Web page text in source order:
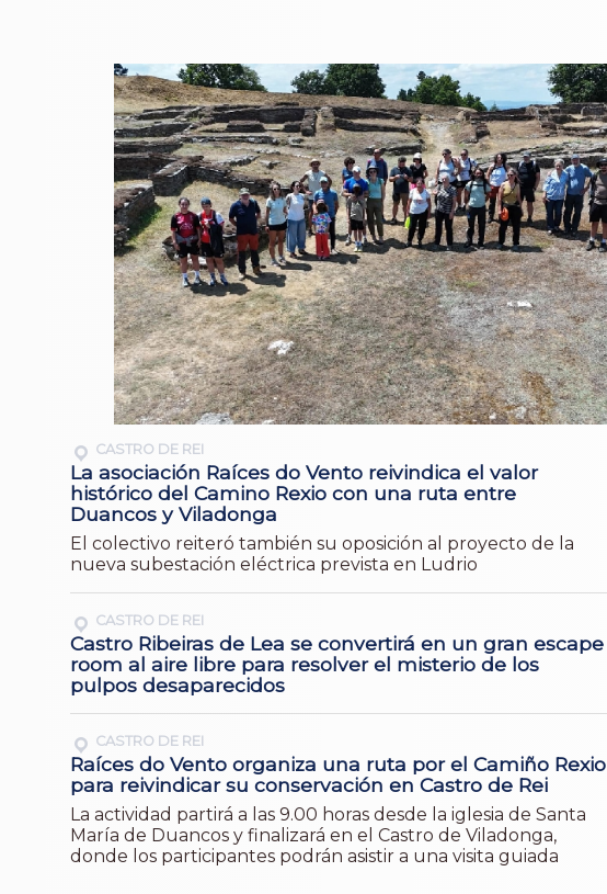
CASTRO DE REI
La asociación Raíces do Vento reivindica el valor
histórico del Camino Rexio con una ruta entre
Duancos y Viladonga
El colectivo reiteró también su oposición al proyecto de la
nueva subestación eléctrica prevista en Ludrio
CASTRO DE REI
Castro Ribeiras de Lea se convertirá en un gran escape
room al aire libre para resolver el misterio de los
pulpos desaparecidos
CASTRO DE REI
Raíces do Vento organiza una ruta por el Camiño Rexio
para reivindicar su conservación en Castro de Rei
La actividad partirá a las 9.00 horas desde la iglesia de Santa
María de Duancos y finalizará en el Castro de Viladonga,
donde los participantes podrán asistir a una visita guiada